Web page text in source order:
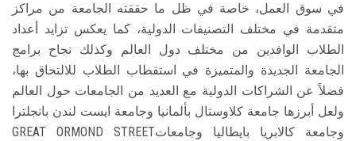
في سوق العمل، خاصة في ظل ما حققته الجامعة من مراكز
متقدمة في مختلف التصنيفات الدولية، كما يعكس تزايد أعداد
الطلاب الوافدين من مختلف دول العالم وكذلك نجاح برامج
الجامعة الجديدة والمتميزة في استقطاب الطلاب للالتحاق بها،
فضلاً عن الشراكات الدولية مع العديد من الجامعات حول العالم
ولعل أبرزها جامعة كلاوستال بألمانيا وجامعة ايست لندن بانجلترا
وجامعة كالابريا بايطاليا وجامعاتGREAT ORMOND STREET